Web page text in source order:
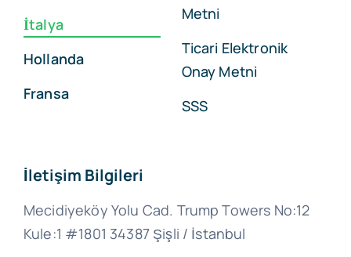
İtalya
Hollanda
Fransa
Metni
Ticari Elektronik
Onay Metni
SSS
İletişim Bilgileri
Mecidiyeköy Yolu Cad. Trump Towers No:12
Kule:1 #1801 34387 Şişli / İstanbul